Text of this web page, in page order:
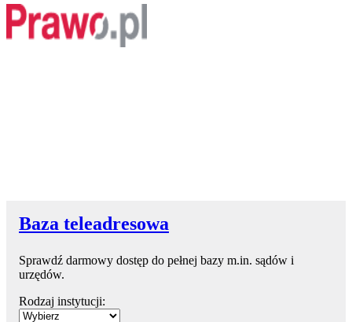
Baza teleadresowa
Sprawdź darmowy dostęp do pełnej bazy m.in. sądów i
urzędów.
Rodzaj instytucji: